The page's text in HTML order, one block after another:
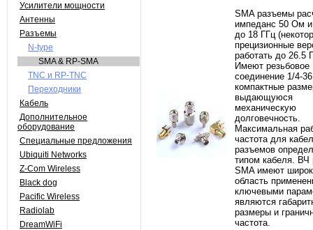
Усилители мощности
Антенны
Разъемы
N-type
SMA & RP-SMA
TNC и RP-TNC
Переходники
Кабель
Дополнительное
оборудование
Специальные предложения
Ubiquiti Networks
Z-Com Wireless
Black dog
Pacific Wireless
Radiolab
DreamWiFi
SMA разъемы
импеданс 50 Ом и
до 18 ГГц
прецизионные
работать до 26.5
Имеют резьбовое
соединение 1/4-
компактные
выдающуюся
механическую
долговечность.
Максимальная
частота для
разъемов
типом кабеля. ВЧ
SMA имеют
область
ключевыми
являются
размеры и
частота.